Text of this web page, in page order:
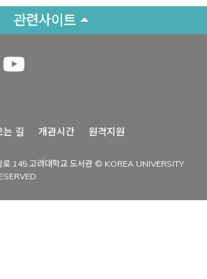
관련사이트
는 길 개관시간 원격지원
로 145 고려대학교 도서관 © KOREA UNIVERSITY
new window
Opens a new window